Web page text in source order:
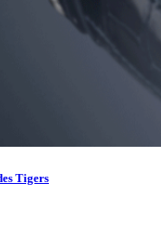
Tigers